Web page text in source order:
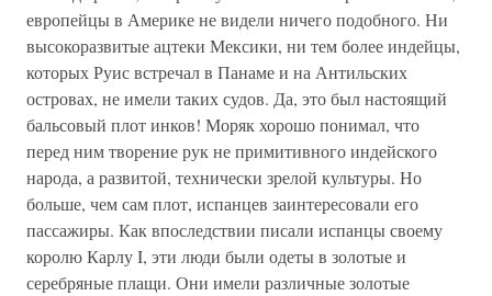
европейцы в Америке не видели ничего подобного. Ни
высокоразвитые ацтеки Мексики, ни тем более индейцы,
которых Руис встречал в Панаме и на Антильских
островах, не имели таких судов. Да, это был настоящий
бальсовый плот инков! Моряк хорошо понимал, что
перед ним творение рук не примитивного индейского
народа, а развитой, технически зрелой культуры. Но
больше, чем сам плот, испанцев заинтересовали его
пассажиры. Как впоследствии писали испанцы своему
королю Карлу I, эти люди были одеты в золотые и
серебряные плащи. Они имели различные золотые